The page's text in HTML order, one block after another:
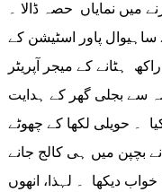
میں نمایاں حصہ ڈالا ۔
ساہیوال پاور اسٹیشن کے
ہٹانے کے میجر آپریٹر
سے بجلی گھر کے ہدایت
۔ حویلی لکھا کے چھوٹے
بچپن میں ہی کالج جانے
دیکھا ۔ لہذا، انھوں